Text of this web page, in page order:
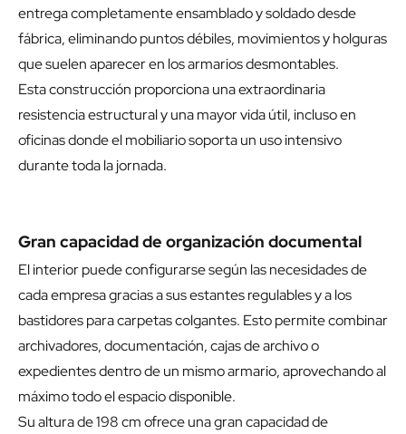
entrega completamente ensamblado y soldado desde
fábrica, eliminando puntos débiles, movimientos y holguras
que suelen aparecer en los armarios desmontables.
Esta construcción proporciona una extraordinaria
resistencia estructural y una mayor vida útil, incluso en
oficinas donde el mobiliario soporta un uso intensivo
durante toda la jornada.
Gran capacidad de organización documental
El interior puede configurarse según las necesidades de
cada empresa gracias a sus estantes regulables y a los
bastidores para carpetas colgantes. Esto permite combinar
archivadores, documentación, cajas de archivo o
expedientes dentro de un mismo armario, aprovechando al
máximo todo el espacio disponible.
Su altura de 198 cm ofrece una gran capacidad de